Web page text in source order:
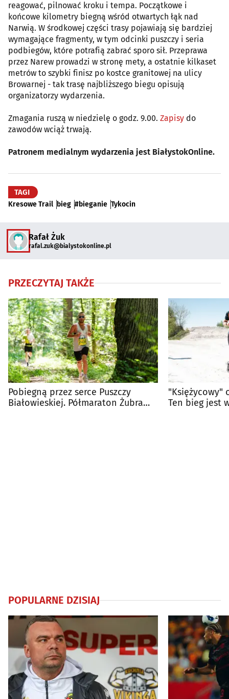
reagować, pilnować kroku i tempa. Początkowe i
końcowe kilometry biegną wśród otwartych łąk nad
Narwią. W środkowej części trasy pojawiają się bardziej
wymagające fragmenty, w tym odcinki puszczy i seria
podbiegów, które potrafią zabrać sporo sił. Przeprawa
przez Narew prowadzi w stronę mety, a ostatnie kilkaset
metrów to szybki finisz po kostce granitowej na ulicy
Browarnej - tak trasę najbliższego biegu opisują
organizatorzy wydarzenia.
Zmagania ruszą w niedzielę o godz. 9.00. Zapisy do
zawodów wciąż trwają.
Patronem medialnym wydarzenia jest BiałystokOnline.
TAGI
Kresowe Trail bieg #bieganie Tykocin
Rafał Żuk
rafal.zuk@bialystokonline.pl
PRZECZYTAJ TAKŻE
Pobiegną przez serce Puszczy
Białowieskiej. Półmaraton Żubra
"Księżycowy"
Ten bieg jest
POPULARNE DZISIAJ